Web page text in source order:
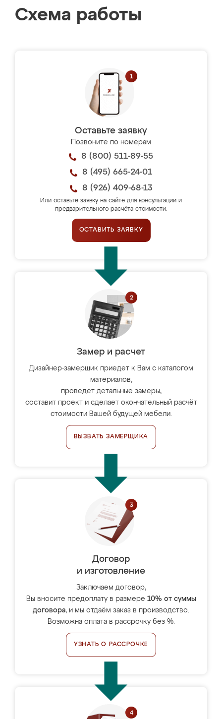
Схема работы
Оставьте заявку
Позвоните по номерам
8 (800) 511-89-55
8 (495) 665-24-01
8 (926) 409-68-13
Или оставьте заявку на сайте для консультации и
предварительного расчёта стоимости.
ОСТАВИТЬ ЗАЯВКУ
Замер и расчет
Дизайнер-замерщик приедет к Вам с каталогом
материалов,
проведёт детальные замеры,
составит проект и сделает окончательный расчёт
стоимости Вашей будущей мебели.
ВЫЗВАТЬ ЗАМЕРЩИКА
Договор
и изготовление
Заключаем договор,
Вы вносите предоплату в размере 10% от суммы
договора, и мы отдаём заказ в производство.
Возможна оплата в рассрочку без %.
УЗНАТЬ О РАССРОЧКЕ